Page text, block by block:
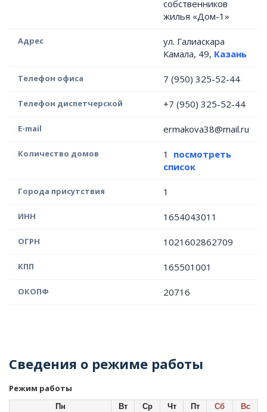
собственников
жилья «Дом-1»
Адрес
ул. Галиаскара
Камала, 49, Казань
Телефон офиса 7 (950) 325-52-44
Телефон диспетчерской +7 (950) 325-52-44
E-mail ermakova38@mail.ru
Количество домов 1 посмотреть
список
Города присутствия 1
ИНН 1654043011
ОГРН 1021602862709
КПП 165501001
ОКОПФ 20716
Сведения о режиме работы
Режим работы
Пн Вт Ср Чт Пт Сб
Вс